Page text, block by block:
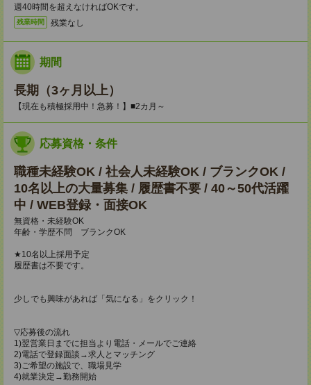
週40時間を超えなければOKです。
残業時間 残業なし
期間
長期（3ヶ月以上）
【現在も積極採用中！急募！】■2カ月～
応募資格・条件
職種未経験OK / 社会人未経験OK / ブランクOK /
10名以上の大量募集 / 履歴書不要 / 40～50代活躍
中 / WEB登録・面接OK
無資格・未経験OK
年齢・学歴不問 ブランクOK
★10名以上採用予定
履歴書は不要です。
少しでも興味があれば「気になる」をクリック！
▽応募後の流れ
1)翌営業日までに担当より電話・メールでご連絡
2)電話で登録面談→求人とマッチング
3)ご希望の施設で、職場見学
4)就業決定→勤務開始